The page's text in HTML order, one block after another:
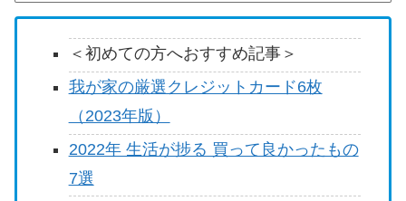
＜初めての方へおすすめ記事＞
我が家の厳選クレジットカード6枚
（2023年版）
2022年 生活が捗る 買って良かったもの
7選